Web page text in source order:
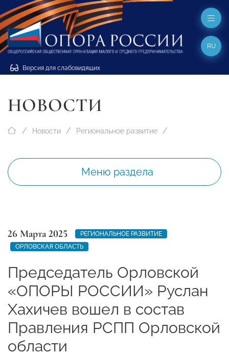
Версия для слабовидящих
RU
НОВОСТИ
Новости Региональное развитие
Меню раздела
26 Марта 2025
РЕГИОНАЛЬНОЕ РАЗВИТИЕ
ОРЛОВСКАЯ ОБЛАСТЬ
Председатель Орловской
«ОПОРЫ РОССИИ» Руслан
Хахичев вошел в состав
Правления РСПП Орловской
области